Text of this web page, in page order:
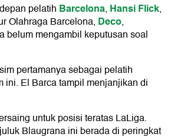
pelatih Barcelona, Hansi Flick,
Olahraga Barcelona, Deco,
belum mengambil keputusan soal
pertamanya sebagai pelatih
ini. El Barca tampil menjanjikan di
untuk posisi teratas LaLiga.
Blaugrana ini berada di peringkat